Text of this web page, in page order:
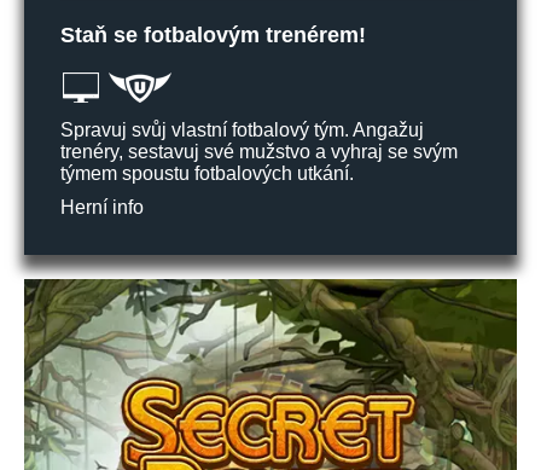
Staň se fotbalovým trenérem!
Spravuj svůj vlastní fotbalový tým. Angažuj
trenéry, sestavuj své mužstvo a vyhraj se svým
týmem spoustu fotbalových utkání.
Herní info